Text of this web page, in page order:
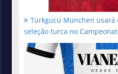
Türkgücü München usará
seleção turca no